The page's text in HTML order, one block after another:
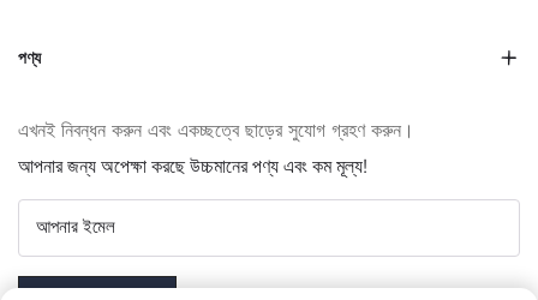
পণ্য
এখনই নিবন্ধন করুন এবং একচ্ছত্বে ছাড়ের সুযোগ গ্রহণ করুন।
আপনার জন্য অপেক্ষা করছে উচ্চমানের পণ্য এবং কম মূল্য!
আপনার ইমেল